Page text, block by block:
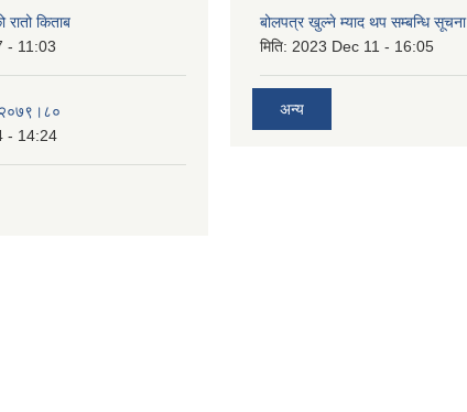
किताब
- 11:03
२०७९।८०
- 14:24
बोलपत्र खुल्ने म्याद थप सम्बन्धि सूचना
मिति: 2023 Dec 11 - 16:05
अन्य